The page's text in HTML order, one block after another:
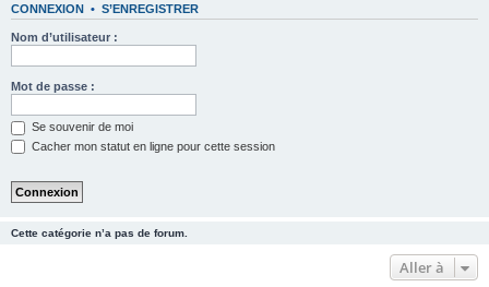
e
CONNEXION • S’ENREGISTRER
Nom d’utilisateur :
Mot de passe :
Se souvenir de moi
Cacher mon statut en ligne pour cette session
Cette catégorie n’a pas de forum.
Aller à